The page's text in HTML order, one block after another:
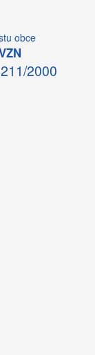
obce
2000